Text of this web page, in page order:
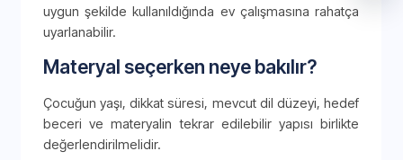
uygun şekilde kullanıldığında ev çalışmasına rahatça
uyarlanabilir.
Materyal seçerken neye bakılır?
Çocuğun yaşı, dikkat süresi, mevcut dil düzeyi, hedef
beceri ve materyalin tekrar edilebilir yapısı birlikte
değerlendirilmelidir.